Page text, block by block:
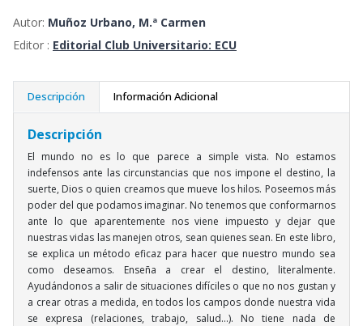
Autor: Muñoz Urbano, M.ª Carmen
Editor : Editorial Club Universitario: ECU
Descripción Información Adicional
Descripción
El mundo no es lo que parece a simple vista. No estamos
indefensos ante las circunstancias que nos impone el destino, la
suerte, Dios o quien creamos que mueve los hilos. Poseemos más
poder del que podamos imaginar. No tenemos que conformarnos
ante lo que aparentemente nos viene impuesto y dejar que
nuestras vidas las manejen otros, sean quienes sean. En este libro,
se explica un método eficaz para hacer que nuestro mundo sea
como deseamos. Enseña a crear el destino, literalmente.
Ayudándonos a salir de situaciones difíciles o que no nos gustan y
a crear otras a medida, en todos los campos donde nuestra vida
se expresa (relaciones, trabajo, salud...). No tiene nada de